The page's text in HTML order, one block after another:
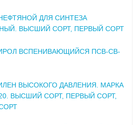
ДЛЯ СИНТЕЗА
ВЫСШИЙ СОРТ, ПЕРВЫЙ СОРТ
ВСПЕНИВАЮЩИЙСЯ ПСВ-СВ-
ВЫСОКОГО ДАВЛЕНИЯ. МАРКА
ВЫСШИЙ СОРТ, ПЕРВЫЙ СОРТ,